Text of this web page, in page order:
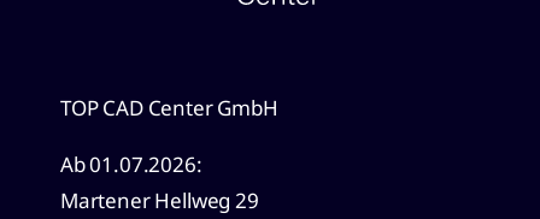
TOP CAD Center GmbH
Ab 01.07.2026:
Martener Hellweg 29